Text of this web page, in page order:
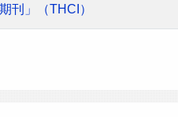
刊」（THCI）